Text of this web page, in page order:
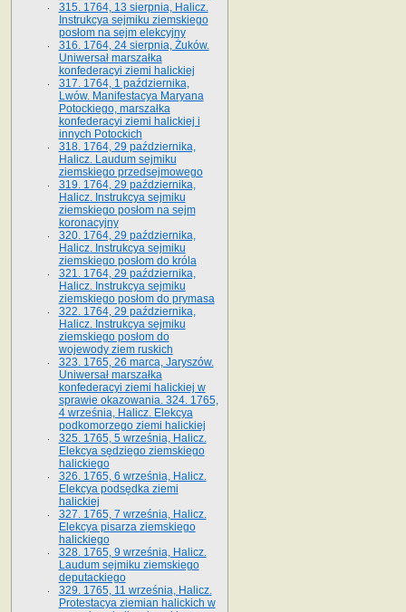
315. 1764, 13 sierpnia, Halicz.
Instrukcya sejmiku ziemskiego
posłom na sejm elekcyjny
316. 1764, 24 sierpnia, Żuków.
Uniwersał marszałka
konfederacyi ziemi halickiej
317. 1764, 1 października,
Lwów. Manifestacya Maryana
Potockiego, marszałka
konfederacyi ziemi halickiej i
innych Potockich
318. 1764, 29 października,
Halicz. Laudum sejmiku
ziemskiego przedsejmowego
319. 1764, 29 października,
Halicz. Instrukcya sejmiku
ziemskiego posłom na sejm
koronacyjny
320. 1764, 29 października,
Halicz. Instrukcya sejmiku
ziemskiego posłom do króla
321. 1764, 29 października,
Halicz. Instrukcya sejmiku
ziemskiego posłom do prymasa
322. 1764, 29 października,
Halicz. Instrukcya sejmiku
ziemskiego posłom do
wojewody ziem ruskich
323. 1765, 26 marca, Jaryszów.
Uniwersał marszałka
konfederacyi ziemi halickiej w
sprawie okazowania. 324. 1765,
4 września, Halicz. Elekcya
podkomorzego ziemi halickiej
325. 1765, 5 września, Halicz.
Elekcya sędziego ziemskiego
halickiego
326. 1765, 6 września, Halicz.
Elekcya podsędka ziemi
halickiej
327. 1765, 7 września, Halicz.
Elekcya pisarza ziemskiego
halickiego
328. 1765, 9 września, Halicz.
Laudum sejmiku ziemskiego
deputackiego
329. 1765, 11 września, Halicz.
Protestacya ziemian halickich w